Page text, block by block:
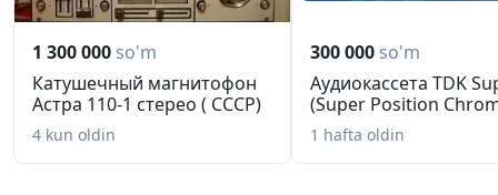
1 300 000 so'm
Катушечный магнитофон
Астра 110-1 стерео ( СССР)
4 kun oldin
300 000 so'm
Аудиокассета TDK
(Super Position
1 hafta oldin